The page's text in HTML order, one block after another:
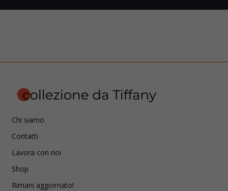
Chi siamo
Contatti
Lavora con noi
Shop
Rimani aggiornato!